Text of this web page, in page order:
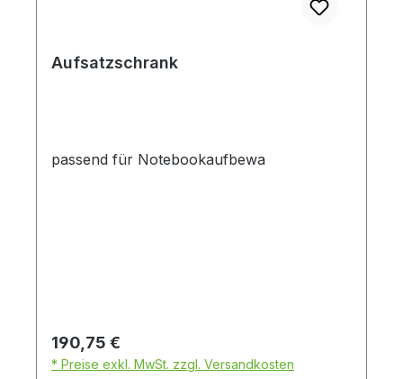
Aufsatzschrank
passend für Notebookaufbewa
Regulärer Preis:
190,75 €
* Preise exkl. MwSt. zzgl. Versandkosten